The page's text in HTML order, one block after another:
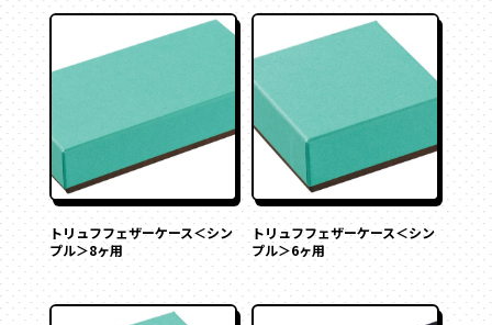
トリュフフェザーケース＜シン
プル＞8ヶ用
トリュフフェザーケース＜シン
プル＞6ヶ用